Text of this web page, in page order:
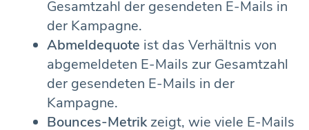
Gesamtzahl der gesendeten E-Mails in
der Kampagne.
Abmeldequote ist das Verhältnis von
abgemeldeten E-Mails zur Gesamtzahl
der gesendeten E-Mails in der
Kampagne.
Bounces-Metrikzeigt, wie viele E-Mails